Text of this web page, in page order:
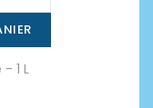
1 L